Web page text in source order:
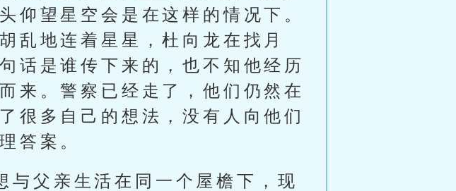
仰望星空会是在这样的情况下。
乱地连着星星，杜向龙在找月
话是谁传下来的，也不知他经历
来。警察已经走了，他们仍然在
很多自己的想法，没有人向他们
答案。
与父亲生活在同一个屋檐下，现